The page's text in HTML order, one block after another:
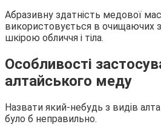
Абразивну здатність медової
використовується в очищаючих
шкірою обличчя і тіла.
Особливості
алтайського меду
Назвати який-небудь з видів
було б неправильно.